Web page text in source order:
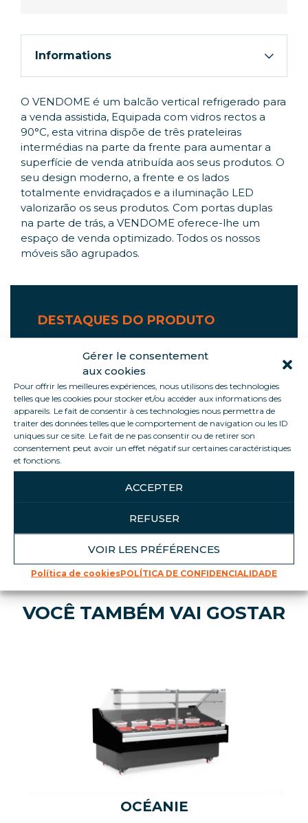
Gérer le consentement
aux cookies
Pour offrir les meilleures expériences, nous utilisons des technologies
telles que les cookies pour stocker et/ou accéder aux informations des
appareils. Le fait de consentir à ces technologies nous permettra de
traiter des données telles que le comportement de navigation ou les ID
uniques sur ce site. Le fait de ne pas consentir ou de retirer son
consentement peut avoir un effet négatif sur certaines caractéristiques
et fonctions.
ACCEPTER
REFUSER
VOIR LES PRÉFÉRENCES
Política de cookiesPOLÍTICA DE CONFIDENCIALIDADE
Informations
O VENDOME é um balcão vertical refrigerado para
a venda assistida, Equipada com vidros rectos a
90°C, esta vitrina dispõe de três prateleiras
intermédias na parte da frente para aumentar a
superfície de venda atribuída aos seus produtos. O
seu design moderno, a frente e os lados
totalmente envidraçados e a iluminação LED
valorizarão os seus produtos. Com portas duplas
na parte de trás, a VENDOME oferece-lhe um
espaço de venda optimizado. Todos os nossos
móveis são agrupados.
DESTAQUES DO PRODUTO
Design elegante e moderno
Carregamento fácil
Espaço de venda otimizado
Eficiência energética (refrigerante
natural R290 e armário fechado)
Suportes POS integrados
Rodas giratórias com travão
Reforços integrados e proteção da caixa
VOCÊ TAMBÉM VAI GOSTAR
OCÉANIE